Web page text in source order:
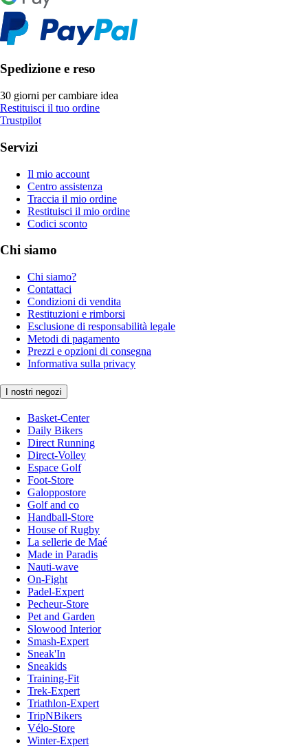
Spedizione e reso
30 giorni per cambiare idea
Restituisci il tuo ordine
Trustpilot
Servizi
Il mio account
Centro assistenza
Traccia il mio ordine
Restituisci il mio ordine
Codici sconto
Chi siamo
Chi siamo?
Contattaci
Condizioni di vendita
Restituzioni e rimborsi
Esclusione di responsabilità legale
Metodi di pagamento
Prezzi e opzioni di consegna
Informativa sulla privacy
I nostri negozi
Basket-Center
Daily Bikers
Direct Running
Direct-Volley
Espace Golf
Foot-Store
Galoppostore
Golf and co
Handball-Store
House of Rugby
La sellerie de Maé
Made in Paradis
Nauti-wave
On-Fight
Padel-Expert
Pecheur-Store
Pet and Garden
Slowood Interior
Smash-Expert
Sneak'In
Sneakids
Training-Fit
Trek-Expert
Triathlon-Expert
TripNBikers
Vélo-Store
Winter-Expert